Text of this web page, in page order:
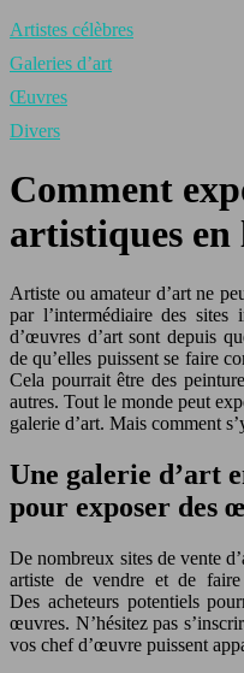
Artistes célèbres
Galeries d’art
Œuvres
Divers
Comment
artistiques en
Artiste ou amateur d’art ne
par l’intermédiaire des
d’œuvres d’art sont depuis
de qu’elles puissent se faire
Cela pourrait être des
autres. Tout le monde peut
galerie d’art. Mais comment
Une galerie d’art
pour exposer des
De nombreux sites de vente
artiste de vendre et de
Des acheteurs potentiels
œuvres. N’hésitez pas
vos chef d’œuvre puissent